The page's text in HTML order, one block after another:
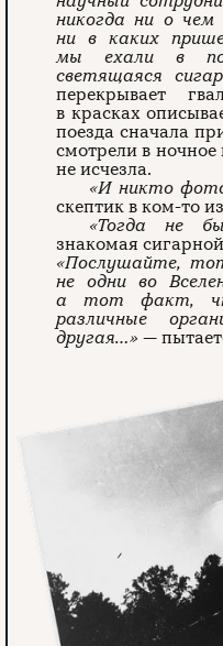
никогда ни о
ни в каких
мы ехали в
светящаяся
перекрывает
в красках
поезда сначала
смотрели в ночное
не исчезла.
«И никто
скептик в ком-то
«Тогда не
знакомая
«Послушайте,
не одни во
а тот факт,
различные
другая…» —